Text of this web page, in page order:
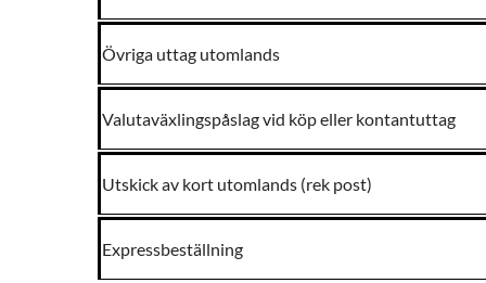
Övriga uttag utomlands
Valutaväxlingspåslag vid köp eller kontantuttag
Utskick av kort utomlands (rek post)
Expressbeställning